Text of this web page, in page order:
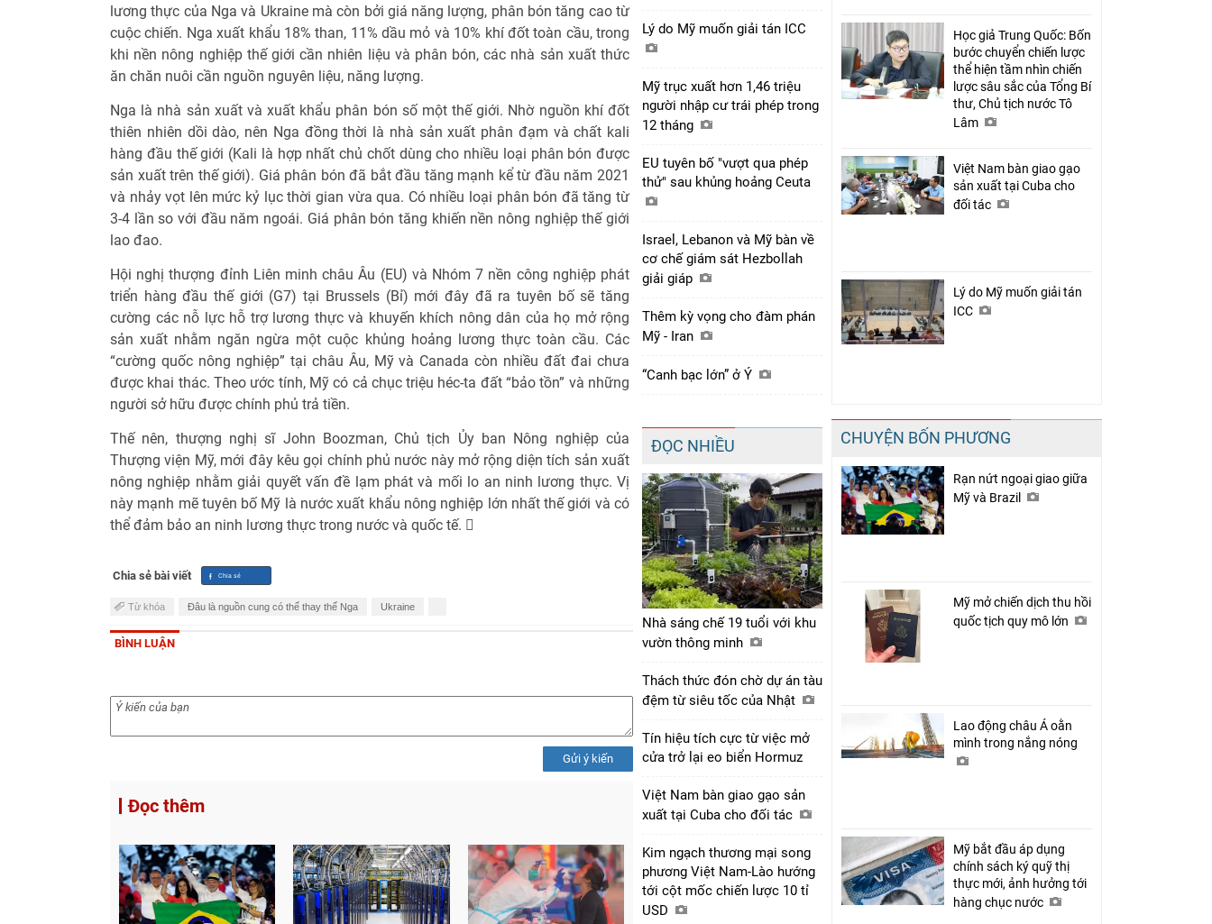
lương thực của Nga và Ukraine mà còn bởi giá năng lượng, phân bón tăng cao từ
cuộc chiến. Nga xuất khẩu 18% than, 11% dầu mỏ và 10% khí đốt toàn cầu, trong
khi nền nông nghiệp thế giới cần nhiên liệu và phân bón, các nhà sản xuất thức
ăn chăn nuôi cần nguồn nguyên liệu, năng lượng.
Nga là nhà sản xuất và xuất khẩu phân bón số một thế giới. Nhờ nguồn khí đốt
thiên nhiên dồi dào, nên Nga đồng thời là nhà sản xuất phân đạm và chất kali
hàng đầu thế giới (Kali là hợp nhất chủ chốt dùng cho nhiều loại phân bón được
sản xuất trên thế giới). Giá phân bón đã bắt đầu tăng mạnh kể từ đầu năm 2021
và nhảy vọt lên mức kỷ lục thời gian vừa qua. Có nhiều loại phân bón đã tăng từ
3-4 lần so với đầu năm ngoái. Giá phân bón tăng khiến nền nông nghiệp thế giới
lao đao.
Hội nghị thượng đỉnh Liên minh châu Âu (EU) và Nhóm 7 nền công nghiệp phát
triển hàng đầu thế giới (G7) tại Brussels (Bỉ) mới đây đã ra tuyên bố sẽ tăng
cường các nỗ lực hỗ trợ lương thực và khuyến khích nông dân của họ mở rộng
sản xuất nhằm ngăn ngừa một cuộc khủng hoảng lương thực toàn cầu. Các
“cường quốc nông nghiệp” tại châu Âu, Mỹ và Canada còn nhiều đất đai chưa
được khai thác. Theo ước tính, Mỹ có cả chục triệu héc-ta đất “bảo tồn” và những
người sở hữu được chính phủ trả tiền.
Thế nên, thượng nghị sĩ John Boozman, Chủ tịch Ủy ban Nông nghiệp của
Thượng viện Mỹ, mới đây kêu gọi chính phủ nước này mở rộng diện tích sản xuất
nông nghiệp nhằm giải quyết vấn đề lạm phát và mối lo an ninh lương thực. Vị
này mạnh mẽ tuyên bố Mỹ là nước xuất khẩu nông nghiệp lớn nhất thế giới và có
thể đảm bảo an ninh lương thực trong nước và quốc tế. 
Chia sẻ bài viết
Từ khóa Ðâu là nguồn cung có thể thay thế Nga Ukraine
BÌNH LUẬN
Gửi ý kiến
Đọc thêm
Lý do Mỹ muốn giải tán ICC
Mỹ trục xuất hơn 1,46 triệu
người nhập cư trái phép trong
12 tháng
EU tuyên bố "vượt qua phép
thử" sau khủng hoảng Ceuta
Israel, Lebanon và Mỹ bàn về
cơ chế giám sát Hezbollah
giải giáp
Thêm kỳ vọng cho đàm phán
Mỹ - Iran
“Canh bạc lớn” ở Ý
ĐỌC NHIỀU
Nhà sáng chế 19 tuổi với khu
vườn thông minh
Thách thức đón chờ dự án tàu
đệm từ siêu tốc của Nhật
Tín hiệu tích cực từ việc mở
cửa trở lại eo biển Hormuz
Việt Nam bàn giao gạo sản
xuất tại Cuba cho đối tác
Kim ngạch thương mại song
phương Việt Nam-Lào hướng
tới cột mốc chiến lược 10 tỉ
USD
Học giả Trung Quốc: Bốn
bước chuyển chiến lược
thể hiện tầm nhìn chiến
lược sâu sắc của Tổng Bí
thư, Chủ tịch nước Tô
Lâm
Việt Nam bàn giao gạo
sản xuất tại Cuba cho
đối tác
Lý do Mỹ muốn giải tán
ICC
CHUYỆN BỐN PHƯƠNG
Rạn nứt ngoại giao giữa
Mỹ và Brazil
Mỹ mở chiến dịch thu hồi
quốc tịch quy mô lớn
Lao động châu Á oằn
mình trong nắng nóng
Mỹ bắt đầu áp dụng
chính sách ký quỹ thị
thực mới, ảnh hưởng tới
hàng chục nước